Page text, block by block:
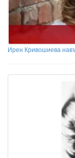
Ирен Кривошиева